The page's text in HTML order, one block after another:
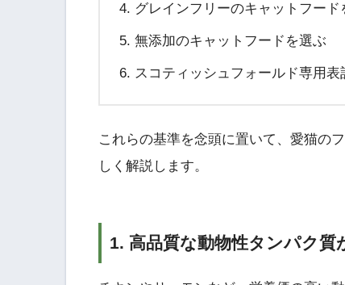
グレインフリーのキャットフード
無添加のキャットフードを選ぶ
スコティッシュフォールド専用表
これらの基準を念頭に置いて、愛猫の
しく解説します。
1. 高品質な動物性タンパク質